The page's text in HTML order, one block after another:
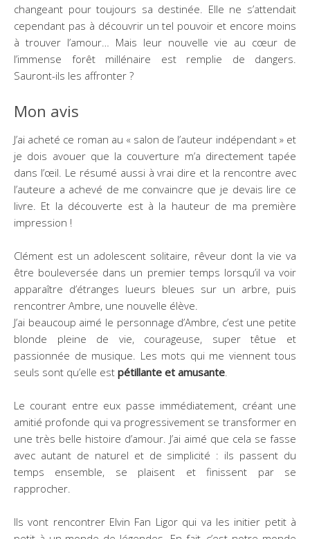
changeant pour toujours sa destinée. Elle ne s’attendait
cependant pas à découvrir un tel pouvoir et encore moins
à trouver l’amour… Mais leur nouvelle vie au cœur de
l’immense forêt millénaire est remplie de dangers.
Sauront-ils les affronter ?
Mon avis
J’ai acheté ce roman au « salon de l’auteur indépendant » et
je dois avouer que la couverture m’a directement tapée
dans l’œil. Le résumé aussi à vrai dire et la rencontre avec
l’auteure a achevé de me convaincre que je devais lire ce
livre. Et la découverte est à la hauteur de ma première
impression !
Clément est un adolescent solitaire, rêveur dont la vie va
être bouleversée dans un premier temps lorsqu’il va voir
apparaître d’étranges lueurs bleues sur un arbre, puis
rencontrer Ambre, une nouvelle élève.
J’ai beaucoup aimé le personnage d’Ambre, c’est une petite
blonde pleine de vie, courageuse, super têtue et
passionnée de musique. Les mots qui me viennent tous
seuls sont qu’elle est pétillante et amusante
Le courant entre eux passe immédiatement, créant une
amitié profonde qui va progressivement se transformer en
une très belle histoire d’amour. J’ai aimé que cela se fasse
avec autant de naturel et de simplicité : ils passent du
temps ensemble, se plaisent et finissent par se
rapprocher.
Ils vont rencontrer Elvin Fan Ligor qui va les initier petit à